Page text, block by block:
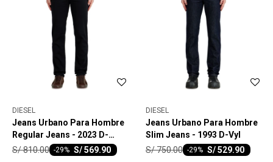
DIESEL
Jeans Urbano Para Hombre
Regular Jeans - 2023 D-
Finitive
S/569.90
-29
S/810.00
DIESEL
Jeans Urbano Para Hombre
Slim Jeans - 1993 D-Vyl
S/529.90
-29
S/750.00